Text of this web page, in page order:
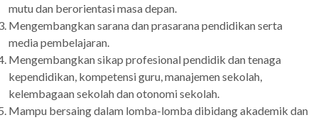
mutu dan berorientasi masa depan.
Mengembangkan sarana dan prasarana pendidikan serta
media pembelajaran.
Mengembangkan sikap profesional pendidik dan tenaga
kependidikan, kompetensi guru, manajemen sekolah,
kelembagaan sekolah dan otonomi sekolah.
Mampu bersaing dalam lomba-lomba dibidang akademik dan